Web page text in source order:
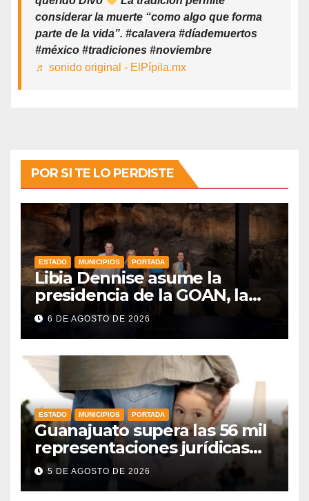
considerar la muerte “como algo que forma
parte de la vida”. #calavera #díademuertos
#méxico #tradiciones #noviembre
♬ sonido original - ElPípila.mx
POR SI TE LO PERDISTE
ESTADO MUNICIPIOS PORTADA
Libia Dennise asume la
presidencia de la GOAN, la
alianza de gobernadores del
PAN
6 DE AGOSTO DE 2026
ESTADO MUNICIPIOS PORTADA
Guanajuato supera las 56 mil
representaciones jurídicas
para tutelar los derechos de
la niñez
5 DE AGOSTO DE 2026